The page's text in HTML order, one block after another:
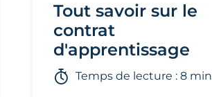
Tout savoir sur le
contrat
d'apprentissage
Temps de lecture : 8 min